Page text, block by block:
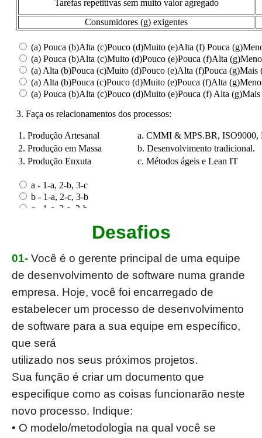
Desafios
01- Você é o gerente principal de uma equipe
de desenvolvimento de software numa grande
empresa. Hoje, você foi encarregado de
estabelecer um processo de desenvolvimento
de software para a sua equipe em específico,
que será
utilizado nos seus próximos projetos.
Sua função é criar um documento que
especifique como as coisas funcionarão neste
novo processo. Indique:
• O modelo/metodologia na qual você se